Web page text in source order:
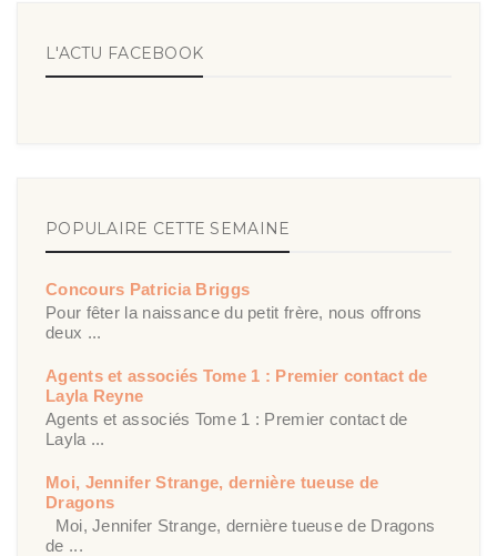
L'ACTU FACEBOOK
POPULAIRE CETTE SEMAINE
Concours Patricia Briggs
Pour fêter la naissance du petit frère, nous offrons
deux ...
Agents et associés Tome 1 : Premier contact de
Layla Reyne
Agents et associés Tome 1 : Premier contact de
Layla ...
Moi, Jennifer Strange, dernière tueuse de
Dragons
Moi, Jennifer Strange, dernière tueuse de Dragons
de ...